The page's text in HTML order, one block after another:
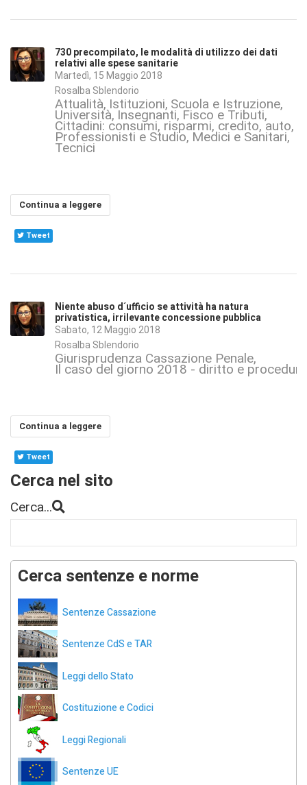
730 precompilato, le modalità di utilizzo dei dati
relativi alle spese sanitarie
Martedì, 15 Maggio 2018
Rosalba Sblendorio
Attualità Istituzioni Scuola e Istruzione
Università Insegnanti Fisco e Tributi
Cittadini: consumi, risparmi, credito, auto,
Professionisti e Studio Medici e Sanitari
Tecnici
Continua a leggere
Tweet
Niente abuso d´ufficio se attività ha natura
privatistica, irrilevante concessione pubblica
Sabato, 12 Maggio 2018
Rosalba Sblendorio
Giurisprudenza Cassazione Penale
Il caso del giorno 2018 - diritto e
Continua a leggere
Tweet
Cerca nel sito
Cerca...
Cerca sentenze e norme
Sentenze Cassazione
Sentenze CdS e TAR
Leggi dello Stato
Costituzione e Codici
Leggi Regionali
Sentenze UE